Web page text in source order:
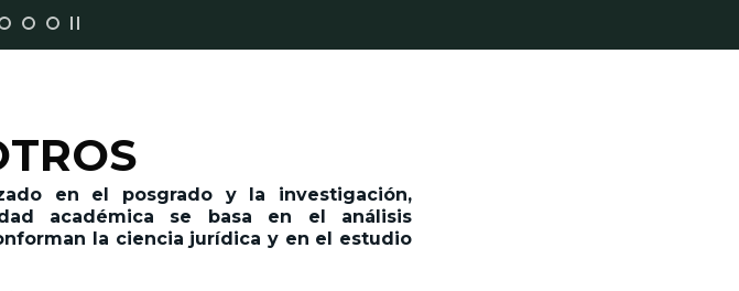
en el posgrado y la investigación,
académica se basa en el análisis
la ciencia jurídica y en el estudio